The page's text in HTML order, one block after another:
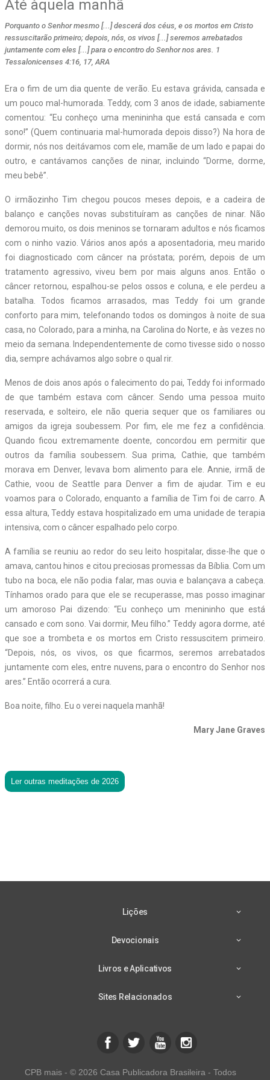
Até àquela manhã
Porquanto o Senhor mesmo [...] descerá dos céus, e os mortos em Cristo
ressuscitarão primeiro; depois, nós, os vivos [...] seremos arrebatados
juntamente com eles [...] para o encontro do Senhor nos ares. 1
Tessalonicenses 4:16, 17, ARA
Era o fim de um dia quente de verão. Eu estava grávida, cansada e
um pouco mal-humorada. Teddy, com 3 anos de idade, sabiamente
comentou: “Eu conheço uma menininha que está cansada e com
sono!” (Quem continuaria mal-humorada depois disso?) Na hora de
dormir, nós nos deitávamos com ele, mamãe de um lado e papai do
outro, e cantávamos canções de ninar, incluindo “Dorme, dorme,
meu bebê”.
O irmãozinho Tim chegou poucos meses depois, e a cadeira de
balanço e canções novas substituíram as canções de ninar. Não
demorou muito, os dois meninos se tornaram adultos e nós ficamos
com o ninho vazio. Vários anos após a aposentadoria, meu marido
foi diagnosticado com câncer na próstata; porém, depois de um
tratamento agressivo, viveu bem por mais alguns anos. Então o
câncer retornou, espalhou-se pelos ossos e coluna, e ele perdeu a
batalha. Todos ficamos arrasados, mas Teddy foi um grande
conforto para mim, telefonando todos os domingos à noite de sua
casa, no Colorado, para a minha, na Carolina do Norte, e às vezes no
meio da semana. Independentemente de como tivesse sido o nosso
dia, sempre achávamos algo sobre o qual rir.
Menos de dois anos após o falecimento do pai, Teddy foi informado
de que também estava com câncer. Sendo uma pessoa muito
reservada, e solteiro, ele não queria sequer que os familiares ou
amigos da igreja soubessem. Por fim, ele me fez a confidência.
Quando ficou extremamente doente, concordou em permitir que
outros da família soubessem. Sua prima, Cathie, que também
morava em Denver, levava bom alimento para ele. Annie, irmã de
Cathie, voou de Seattle para Denver a fim de ajudar. Tim e eu
voamos para o Colorado, enquanto a família de Tim foi de carro. A
essa altura, Teddy estava hospitalizado em uma unidade de terapia
intensiva, com o câncer espalhado pelo corpo.
A família se reuniu ao redor do seu leito hospitalar, disse-lhe que o
amava, cantou hinos e citou preciosas promessas da Bíblia. Com um
tubo na boca, ele não podia falar, mas ouvia e balançava a cabeça.
Tínhamos orado para que ele se recuperasse, mas posso imaginar
um amoroso Pai dizendo: “Eu conheço um menininho que está
cansado e com sono. Vai dormir, Meu filho.” Teddy agora dorme, até
que soe a trombeta e os mortos em Cristo ressuscitem primeiro.
“Depois, nós, os vivos, os que ficarmos, seremos arrebatados
juntamente com eles, entre nuvens, para o encontro do Senhor nos
ares.” Então ocorrerá a cura.
Boa noite, filho. Eu o verei naquela manhã!
Mary Jane Graves
Ler outras meditações de 2026
Lições
Devocionais
Livros e Aplicativos
Sites Relacionados
CPB mais - © 2026 Casa Publicadora Brasileira - Todos